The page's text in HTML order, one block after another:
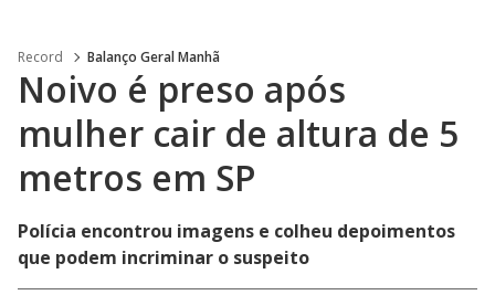
Record Balanço Geral Manhã
Noivo é preso após
mulher cair de altura de 5
metros em SP
Polícia encontrou imagens e colheu depoimentos
que podem incriminar o suspeito